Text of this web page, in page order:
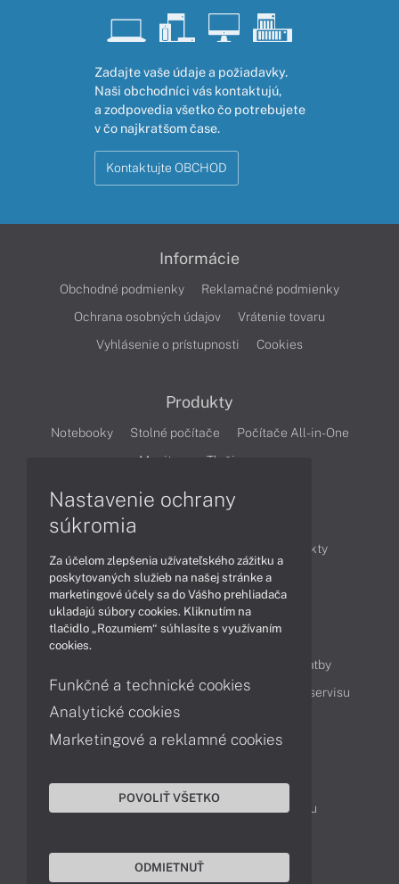
Zadajte vaše údaje a požiadavky.
Naši obchodníci vás kontaktujú,
a zodpovedia všetko čo potrebujete
v čo najkratšom čase.
Kontaktujte OBCHOD
Informácie
Obchodné podmienky
Reklamačné podmienky
Ochrana osobných údajov
Vrátenie tovaru
Vyhlásenie o prístupnosti
Cookies
Produkty
Notebooky Stolné počítače
Počítače All-in-One
Monitory
Tlačiarne
Produkty
Technológie
Videá
Obsah
Možnosti doručenia a platby
Podpora a servis
Servisné služby Cenník servisu
Kontakty
043 4224 771
Obchodné oddelenie
Reklamácia tovaru
Nastavenie ochrany
súkromia
Za účelom zlepšenia užívateľského zážitku a
poskytovaných služieb na našej stránke a
marketingové účely sa do Vášho prehliadača
ukladajú súbory cookies. Kliknutím na
tlačidlo „Rozumiem“ súhlasíte s využívaním
cookies.
Funkčné a technické cookies
Analytické cookies
Marketingové a reklamné cookies
POVOLIŤ VŠETKO
ODMIETNUŤ